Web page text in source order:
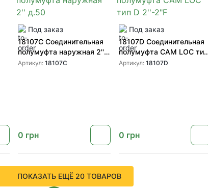
Под заказ
18107C Соединительная
полумуфта наружная 2''
д.50
Артикул:18107C
0 грн
Под заказ
18107D Соединительная
полумуфта CAM LOC тип
D 2''-2"F
Артикул: 18107D
0 грн
ПОКАЗАТЬ ЕЩЁ 20 ТОВАРОВ